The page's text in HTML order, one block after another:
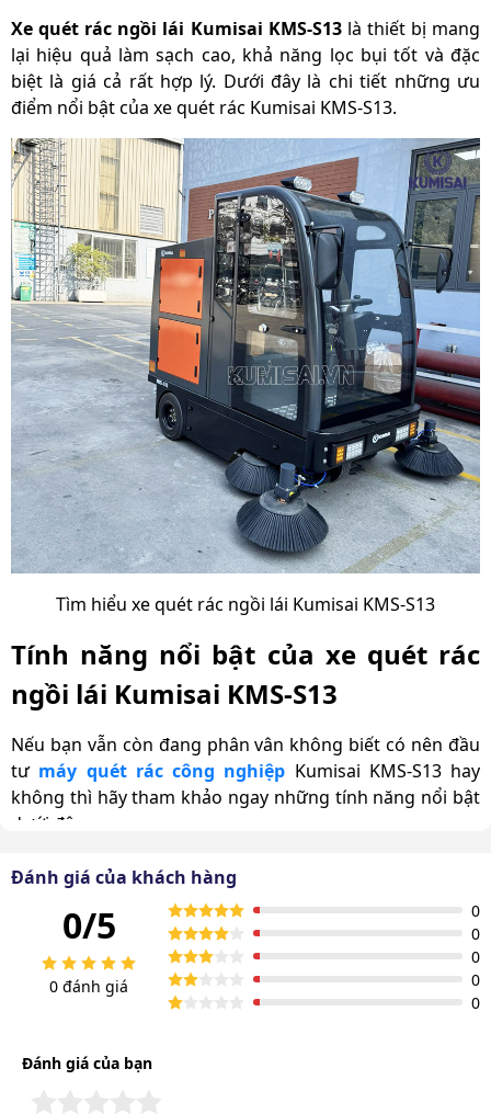
Xe quét rác ngồi lái Kumisai KMS-S13là thiết bị mang
lại hiệu quả làm sạch cao, khả năng lọc bụi tốt và đặc
biệt là giá cả rất hợp lý. Dưới đây là chi tiết những ưu
điểm nổi bật của xe quét rác Kumisai KMS-S13.
Tìm hiểu xe quét rác ngồi lái Kumisai KMS-S13
Tính năng nổi bật của xe quét rác
ngồi lái Kumisai KMS-S13
Nếu bạn vẫn còn đang phân vân không biết có nên đầu
tư máy quét rác công nghiệp Kumisai KMS-S13 hay
không thì hãy tham khảo ngay những tính năng nổi bật
dưới đây:
Thiết kế có khả năng di chuyển linh hoạt
Xe quét rác ngồi lái Kumisai KMS-S13 có thiết kế trông
như một chiếc xe ô tô thu nhỏ với khả năng di chuyển
linh hoạt. Đây là dạng xe quét rácc ngồi lái, được điều
khiển bởi hệ thống vô lăng, kết hợp với đó là động cơ
Buồng lái với vô lăng, các nút điều khiển, chân phanh,
Dung tích thùng chứa
bụi bẩn, rác
220 Lít
Dung tích thùng chứa
nước sạch
200 Lít
Điện áp ắc quy
48V 150AH (6 pin 8V)
Thời gian làm việc
liên tục
6 - 8h
Kích thước sản phẩm
2400 x 2050 x 1950mm
Kích thước bánh xe
400 x 80mm
Kích thước đóng gói
2300 x 1750 2400mm
Trọng lượng sản
phẩm
1100 kg
Xuất xứ
Chính hãng
Thời gian bảo hành
máy
12 tháng
Thời gian bảo hành
6 tháng
Đánh giá của khách hàng
0/5
0 đánh giá
0
0
0
0
0
Đánh giá của bạn